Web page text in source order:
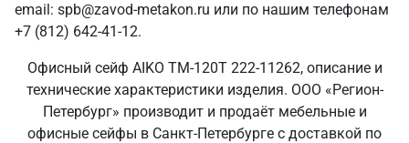
email: spb@zavod-metakon.ru или по нашим телефонам
+7 (812) 642-41-12.
Офисный сейф AIKO TM-120T 222-11262, описание и
технические характеристики изделия. ООО «Регион-
Петербург» производит и продаёт мебельные и
офисные сейфы в Санкт‑Петербурге с доставкой по